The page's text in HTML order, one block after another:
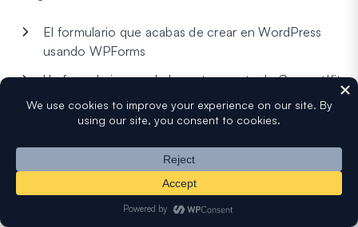
El formulario que acabas de crear en WordPress
usando WPForms
Un formulario guardado en tu cuenta de ConvertKit
que hayas creado usando el creador de formularios
de ConvertKit.
Luego deberás seleccionar el formulario de ConvertKit en
el menú desplegableFormulariomientras configuras los
ajustes del complemento WPForms ConvertKit. En mi
caso, creé un formulario en ConvertKit llamado "Lead